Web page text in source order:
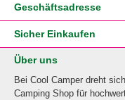
Geschäftsadresse
Sicher Einkaufen
Über uns
Bei Cool Camper dreht
Camping Shop für